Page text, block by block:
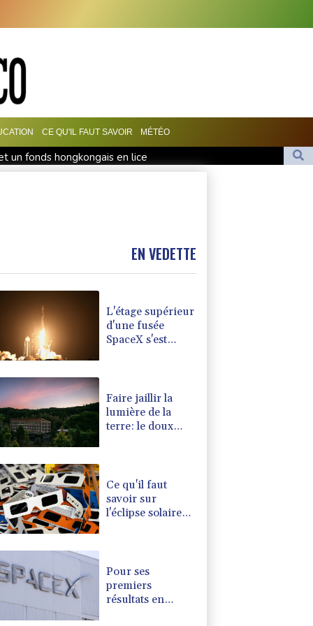
CE QU'IL FAUT SAVOIR MÉTÉO
un fonds hongkongais en lice
et dépasse l'ère Covid
la pénurie de main-d'œuvre
EN VEDETTE
L'étage supérieur
d'une fusée
SpaceX s'est
Faire jaillir la
lumière de la
terre: le doux
Ce qu'il faut
savoir sur
l'éclipse solaire
Pour ses
premiers
résultats en